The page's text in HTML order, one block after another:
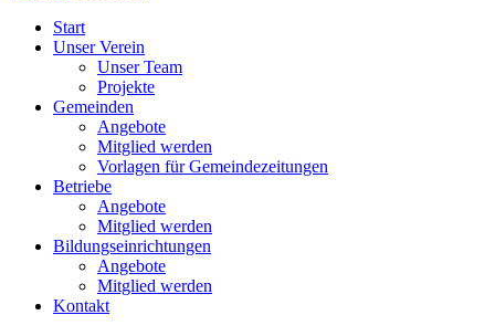
Start
Unser Verein
Unser Team
Projekte
Gemeinden
Angebote
Mitglied werden
Vorlagen für Gemeindezeitungen
Betriebe
Angebote
Mitglied werden
Bildungseinrichtungen
Angebote
Mitglied werden
Kontakt